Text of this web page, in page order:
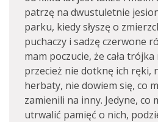
patrzę na dwustuletnie
parku, kiedy słyszę o
puchaczy i sadzę czerwone
mam poczucie, że cała
przecież nie dotknę ich ręki,
herbaty, nie dowiem się, co
zamienili na inny. Jedyne, co
utrwalić pamięć o nich,